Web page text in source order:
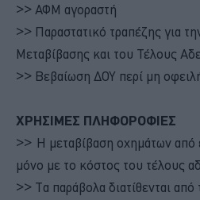
>> ΑΦΜ αγοραστή
>> Παραστατικό τραπέζης για
Μεταβίβασης και του Τέλους
>> Βεβαίωση ΔΟΥ περί μη
ΧΡΗΣΙΜΕΣ ΠΛΗΦΟΡΟΦΙΕΣ
>> Η μεταβίβαση οχημάτων από
μόνο με το κόστος του τέλους
>> Τα παράβολα διατίθενται από